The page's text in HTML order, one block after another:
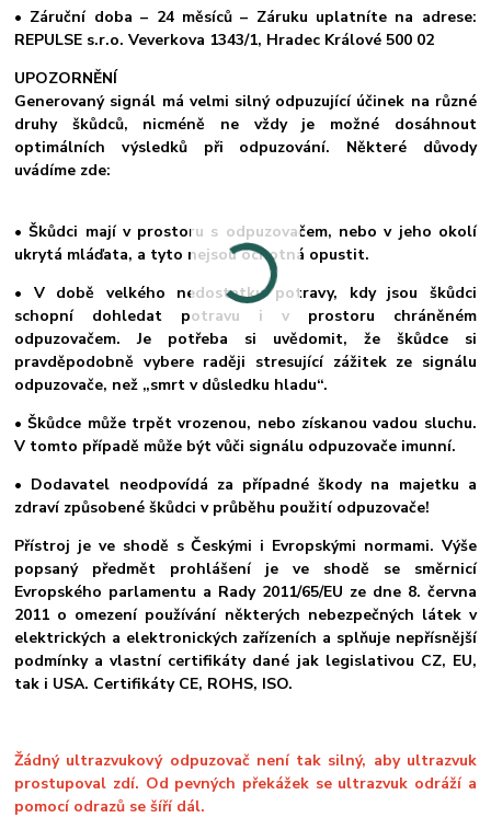
• Záruční doba – 24 měsíců – Záruku uplatníte na adrese:
REPULSE s.r.o. Veverkova 1343/1, Hradec Králové 500 02
UPOZORNĚNÍ
Generovaný signál má velmi silný odpuzující účinek na různé
druhy škůdců, nicméně ne vždy je možné dosáhnout
optimálních výsledků při odpuzování. Některé důvody
uvádíme zde:
• Škůdci mají v prostoru s odpuzovačem, nebo v jeho okolí
ukrytá mláďata, a tyto nejsou ochotná opustit.
• V době velkého nedostatku potravy, kdy jsou škůdci
schopní dohledat potravu i v prostoru chráněném
odpuzovačem. Je potřeba si uvědomit, že škůdce si
pravděpodobně vybere raději stresující zážitek ze signálu
odpuzovače, než „smrt v důsledku hladu“.
• Škůdce může trpět vrozenou, nebo získanou vadou sluchu.
V tomto případě může být vůči signálu odpuzovače imunní.
• Dodavatel neodpovídá za případné škody na majetku a
zdraví způsobené škůdci v průběhu použití odpuzovače!
Přístroj je ve shodě s Českými i Evropskými normami. Výše
popsaný předmět prohlášení je ve shodě se směrnicí
Evropského parlamentu a Rady 2011/65/EU ze dne 8. června
2011 o omezení používání některých nebezpečných látek v
elektrických a elektronických zařízeních a splňuje nepřísnější
podmínky a vlastní certifikáty dané jak legislativou CZ, EU,
tak i USA. Certifikáty CE, ROHS, ISO.
Žádný ultrazvukový odpuzovač není tak silný, aby ultrazvuk
prostupoval zdí. Od pevných překážek se ultrazvuk odráží a
pomocí odrazů se šíří dál.